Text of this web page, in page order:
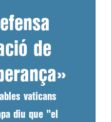
de
vaticans
diu que "el